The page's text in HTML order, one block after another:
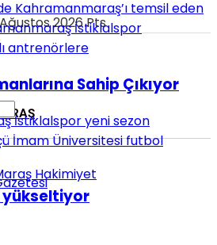
2026 Pts
Sahip Çıkıyor